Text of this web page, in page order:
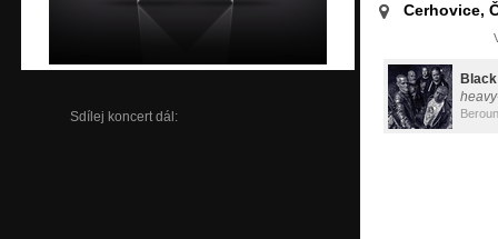
Sdílej koncert dál:
Cerhovice,
Beroun